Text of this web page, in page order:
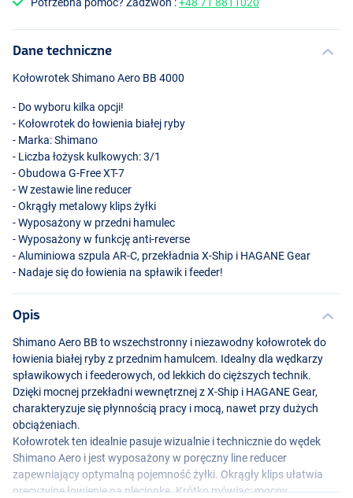
Dane techniczne
Kołowrotek Shimano Aero BB 4000
- Do wyboru kilka opcji!
- Kołowrotek do łowienia białej ryby
- Marka: Shimano
- Liczba łożysk kulkowych: 3/1
- Obudowa G-Free XT-7
- W zestawie line reducer
- Okrągły metalowy klips żyłki
- Wyposażony w przedni hamulec
- Wyposażony w funkcję anti-reverse
- Aluminiowa szpula AR-C, przekładnia X-Ship i HAGANEGear
- Nadaje się do łowienia na spławik i feeder!
Opis
Shimano Aero BB to wszechstronny i niezawodny kołowrotek do
łowienia białej ryby z przednim hamulcem. Idealny dla wędkarzy
spławikowych i feederowych, od lekkich do cięższych technik.
Dzięki mocnej przekładni wewnętrznej z X-Ship i HAGANEGear,
charakteryzuje się płynnością pracy i mocą, nawet przy dużych
obciążeniach.
Kołowrotek ten idealnie pasuje wizualnie i technicznie do wędek
Shimano Aero i jest wyposażony w poręczny line reducer
zapewniający optymalną pojemność żyłki. Okrągły klips ułatwia
precyzyjne łowienie na plecionkę. Krótko mówiąc: mocny,